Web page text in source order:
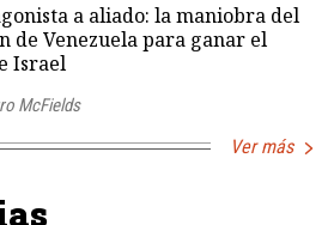
a aliado: la maniobra del
de Venezuela para ganar el
Israel
McFields
Ver más